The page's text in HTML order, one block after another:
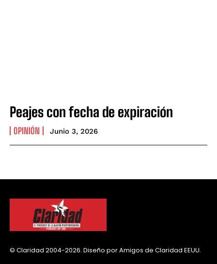
Peajes con fecha de expiración
OPINIÓN Junio 3, 2026
© Claridad 2004-2026. Diseño por Amigos de Claridad EEUU.